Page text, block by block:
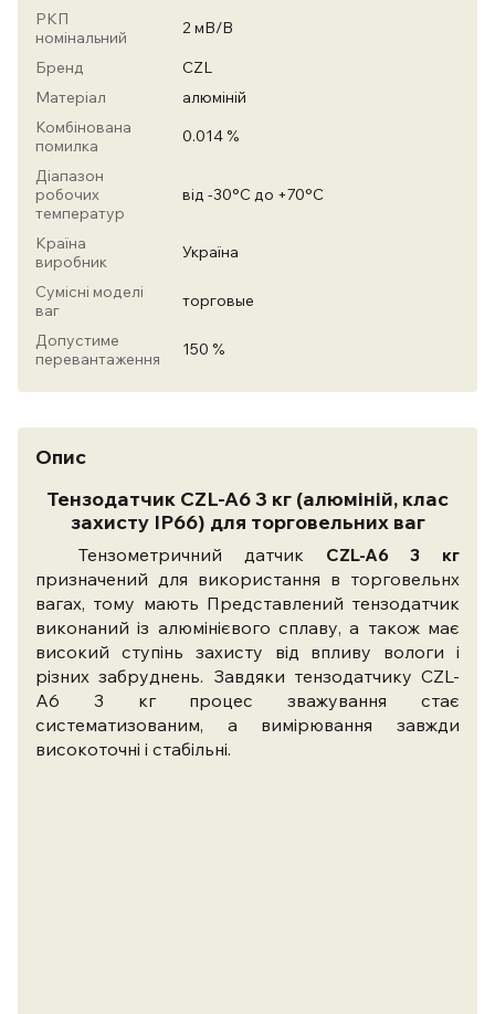
РКП
номінальний
2 мВ/В
Бренд
CZL
Матеріал
алюміній
Комбінована
помилка
0.014 %
Діапазон
робочих
температур
від -30°С до +70°С
Країна
виробник
Україна
Сумісні моделі
ваг
торговые
Допустиме
перевантаження
150 %
Опис
Тензодатчик CZL-A6 3 кг (алюміній, клас
захисту IP66) для торговельних ваг
Тензометричний датчик CZL-A6 3 кг
призначений для використання в торговельнх
вагах, тому мають Представлений тензодатчик
виконаний із алюмінієвого сплаву, а також має
високий ступінь захисту від впливу вологи і
різних забруднень. Завдяки тензодатчику CZL-
A6 3 кг процес зважування стає
систематизованим, а вимірювання завжди
високоточні і стабільні.